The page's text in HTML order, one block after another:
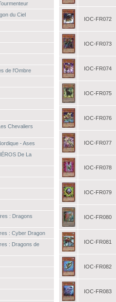
du Ciel
de l'Ombre
Chevaliers
- Ases
De La
: Dragons
: Cyber Dragon
: Dragons de
IOC-FR072
IOC-FR073
IOC-FR074
IOC-FR075
IOC-FR076
IOC-FR077
IOC-FR078
IOC-FR079
IOC-FR080
IOC-FR081
IOC-FR082
IOC-FR083